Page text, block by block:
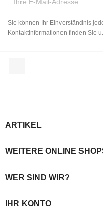
Sie können Ihr Einverständnis
Kontaktinformationen finden Sie
ARTIKEL
WEITERE ONLINE
WER SIND WIR?
IHR KONTO